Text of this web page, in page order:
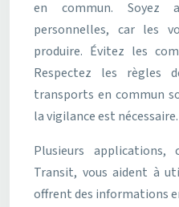
en commun. Soyez
personnelles, car les
produire. Évitez les
Respectez les règles
transports en commun
la vigilance est nécessaire.
Plusieurs
Transit, vous aident à
offrent des informations